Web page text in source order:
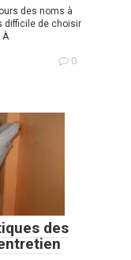
des noms à
difficile de choisir
À
0
des